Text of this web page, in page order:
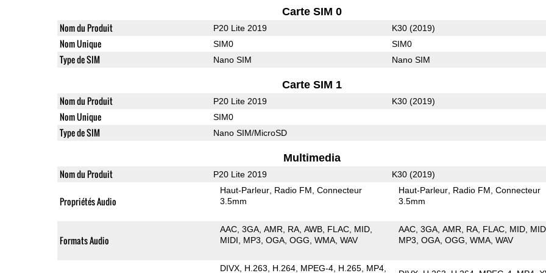
Carte SIM 0
Nom du Produit P20 Lite 2019 K30 (2019)
Nom Unique SIM0 SIM0
Type de SIM Nano SIM Nano SIM
Carte SIM 1
Nom du Produit P20 Lite 2019 K30 (2019)
Nom Unique SIM0
Type de SIM Nano SIM/MicroSD
Multimedia
Nom du Produit P20 Lite 2019 K30 (2019)
Propriétés Audio
Haut-Parleur Radio FM Connecteur
3.5mm
Haut-Parleur Radio FM Connecteur
3.5mm
Formats Audio
AAC 3GA AMR RA AWB FLAC MID
MIDI
MP3 OGA OGG WMA WAV
AAC 3GA AMR RA FLAC MID
MP3 OGA OGG WMA WAV
DIVX H.263 H.264 MPEG-4 H.265 MP4